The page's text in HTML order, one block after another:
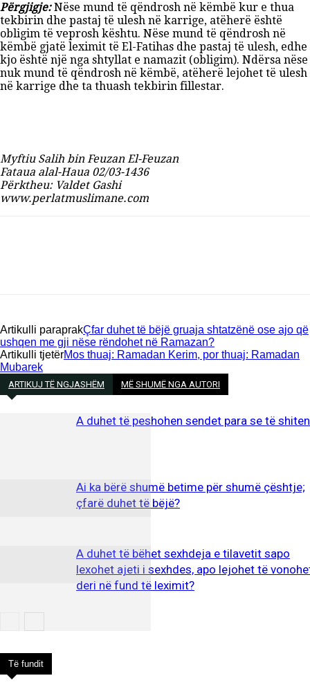
Përgjigje:Nëse mund të qëndrosh në këmbë kur e thua
tekbirin dhe pastaj të ulesh në karrige, atëherë është
obligim të veprosh kështu. Nëse mund të qëndrosh në
këmbë gjatë leximit të El-Fatihas dhe pastaj të ulesh, edhe
kjo është një nga shtyllat e namazit (obligim). Ndërsa nëse
nuk mund të qëndrosh në këmbë, atëherë lejohet të ulesh
në karrige dhe ta thuash tekbirin fillestar.
Myftiu Salih bin Feuzan El-Feuzan
Fataua alal-Haua 02/03-1436
Përktheu: Valdet Gashi
www.perlatmuslimane.com
Artikulli paraprakÇfar duhet të bëjë gruaja shtatzënë ose ajo që
ushqen me gji nëse rëndohet në Ramazan?
Artikulli tjetërMos thuaj: Ramadan Kerim, por thuaj: Ramadan
Mubarek
ARTIKUJ TË NGJASHËM MË SHUMË NGA AUTORI
A duhet të peshohen sendet para se të
Ai ka bërë shumë betime për shumë çështje;
çfarë duhet të bëjë?
A duhet të bëhet sexhdeja e tilavetit sapo
lexohet ajeti i sexhdes, apo lejohet të
deri në fund të leximit?
Të fundit